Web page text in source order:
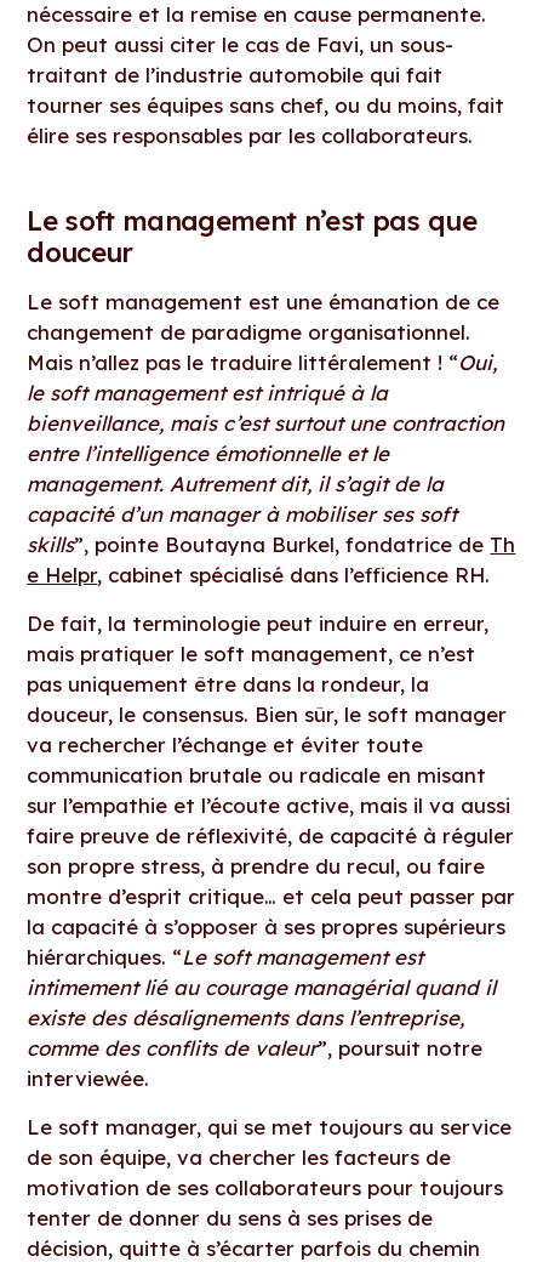
nécessaire et la remise en cause permanente.
On peut aussi citer le cas de Favi, un sous-
traitant de l’industrie automobile qui fait
tourner ses équipes sans chef, ou du moins, fait
élire ses responsables par les collaborateurs.
Le soft management n’est pas que
douceur
Le soft management est une émanation de ce
changement de paradigme organisationnel.
Mais n’allez pas le traduire littéralement ! “Oui,
le soft management est intriqué à la
bienveillance, mais c’est surtout une contraction
entre l’intelligence émotionnelle et le
management. Autrement dit, il s’agit de la
capacité d’un manager à mobiliser ses soft
skills”, pointe Boutayna Burkel, fondatrice de Th
e Helpr, cabinet spécialisé dans l’efficience RH.
De fait, la terminologie peut induire en erreur,
mais pratiquer le soft management, ce n’est
pas uniquement être dans la rondeur, la
douceur, le consensus. Bien sûr, le soft manager
va rechercher l’échange et éviter toute
communication brutale ou radicale en misant
sur l’empathie et l’écoute active, mais il va aussi
faire preuve de réflexivité, de capacité à réguler
son propre stress, à prendre du recul, ou faire
montre d’esprit critique… et cela peut passer par
la capacité à s’opposer à ses propres supérieurs
hiérarchiques. “Le soft management est
intimement lié au courage managérial quand il
existe des désalignements dans l’entreprise,
comme des conflits de valeur”, poursuit notre
interviewée.
Le soft manager, qui se met toujours au service
de son équipe, va chercher les facteurs de
motivation de ses collaborateurs pour toujours
tenter de donner du sens à ses prises de
décision, quitte à s’écarter parfois du chemin